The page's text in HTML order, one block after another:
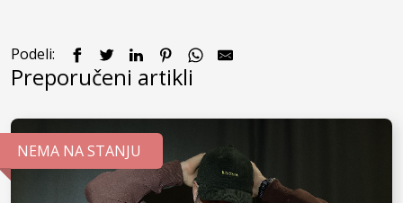
Podeli:
Preporučeni artikli
NEMA NA STANJU